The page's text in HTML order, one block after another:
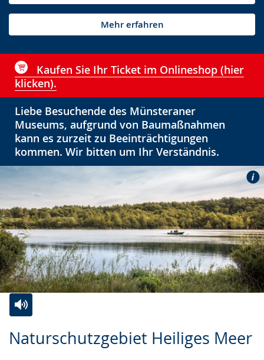
Mehr erfahren
Kaufen Sie Ihr Ticket im Onlineshop (hier
klicken).
Liebe Besuchende des Münsteraner
Museums, aufgrund von Baumaßnahmen
kann es zurzeit zu Beeinträchtigungen
kommen. Wir bitten um Ihr Verständnis.
Naturschutzgebiet Heiliges Meer
Leichten
Audio-
Video